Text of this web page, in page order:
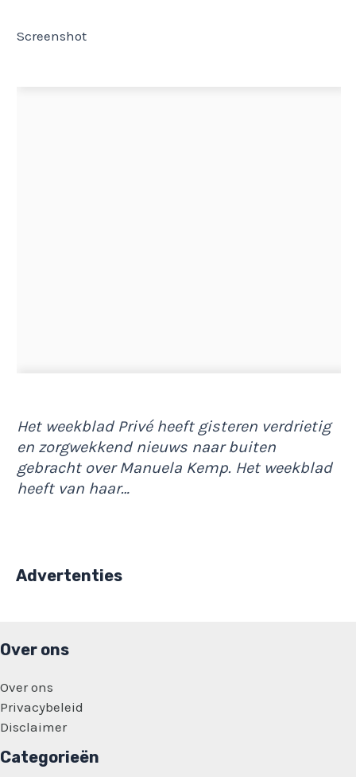
Screenshot
Het weekblad Privé heeft gisteren verdrietig
en zorgwekkend nieuws naar buiten
gebracht over Manuela Kemp. Het weekblad
heeft van haar…
Advertenties
Over ons
Over ons
Privacybeleid
Disclaimer
Categorieën